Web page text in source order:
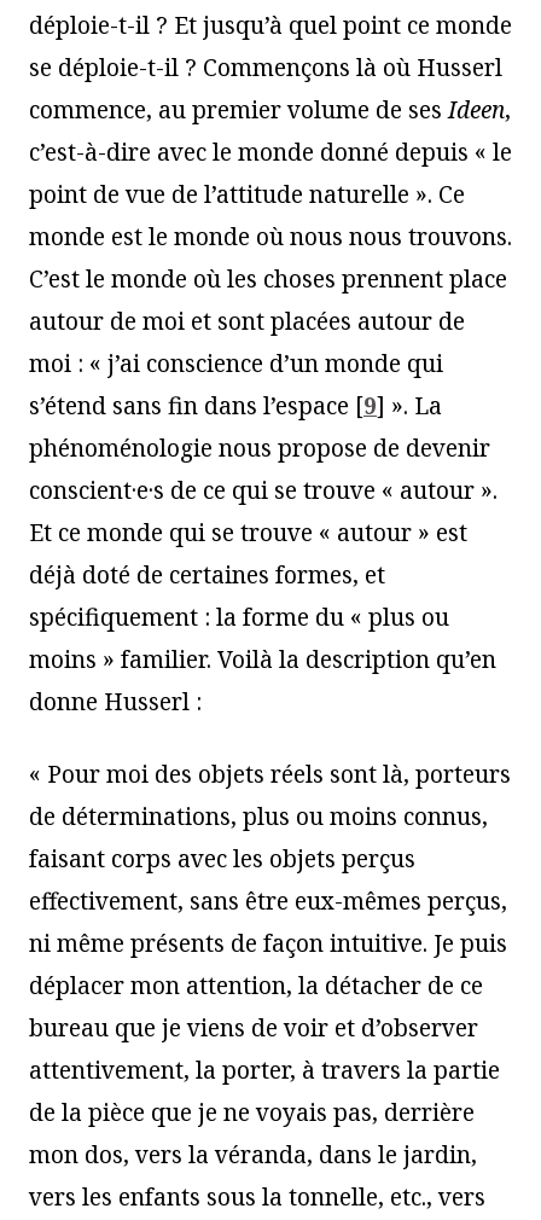
déploie-t-il ? Et jusqu’à quel point ce monde
se déploie-t-il ? Commençons là où Husserl
commence, au premier volume de sesIdeen,
c’est-à-dire avec le monde donné depuis « le
point de vue de l’attitude naturelle ». Ce
monde est le monde où nous nous trouvons.
C’est le monde où les choses prennent place
autour de moi et sont placées autour de
moi : « j’ai conscience d’un monde qui
s’étend sans fin dans l’espace [9] ». La
phénoménologie nous propose de devenir
conscient·e·s de ce qui se trouve « autour ».
Et ce monde qui se trouve « autour » est
déjà doté de certaines formes, et
spécifiquement : la forme du « plus ou
moins » familier. Voilà la description qu’en
donne Husserl :
« Pour moi des objets réels sont là, porteurs
de déterminations, plus ou moins connus,
faisant corps avec les objets perçus
effectivement, sans être eux-mêmes perçus,
ni même présents de façon intuitive. Je puis
déplacer mon attention, la détacher de ce
bureau que je viens de voir et d’observer
attentivement, la porter, à travers la partie
de la pièce que je ne voyais pas, derrière
mon dos, vers la véranda, dans le jardin,
vers les enfants sous la tonnelle, etc., vers